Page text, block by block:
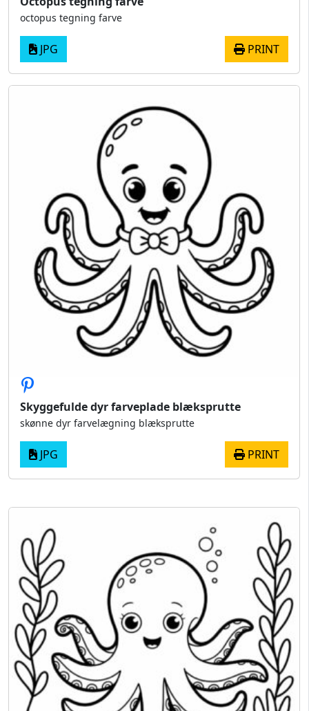
octopus tegning farve
JPG PRINT
Skyggefulde dyr farveplade blæksprutte
skønne dyr farvelægning blæksprutte
JPG PRINT